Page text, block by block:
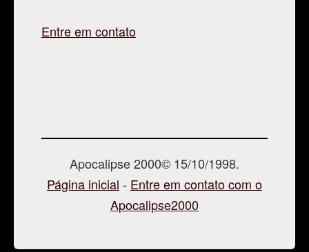
Entre em contato
Apocalipse 2000© 15/10/1998.
Página inicial - Entre em contato com o
Apocalipse2000